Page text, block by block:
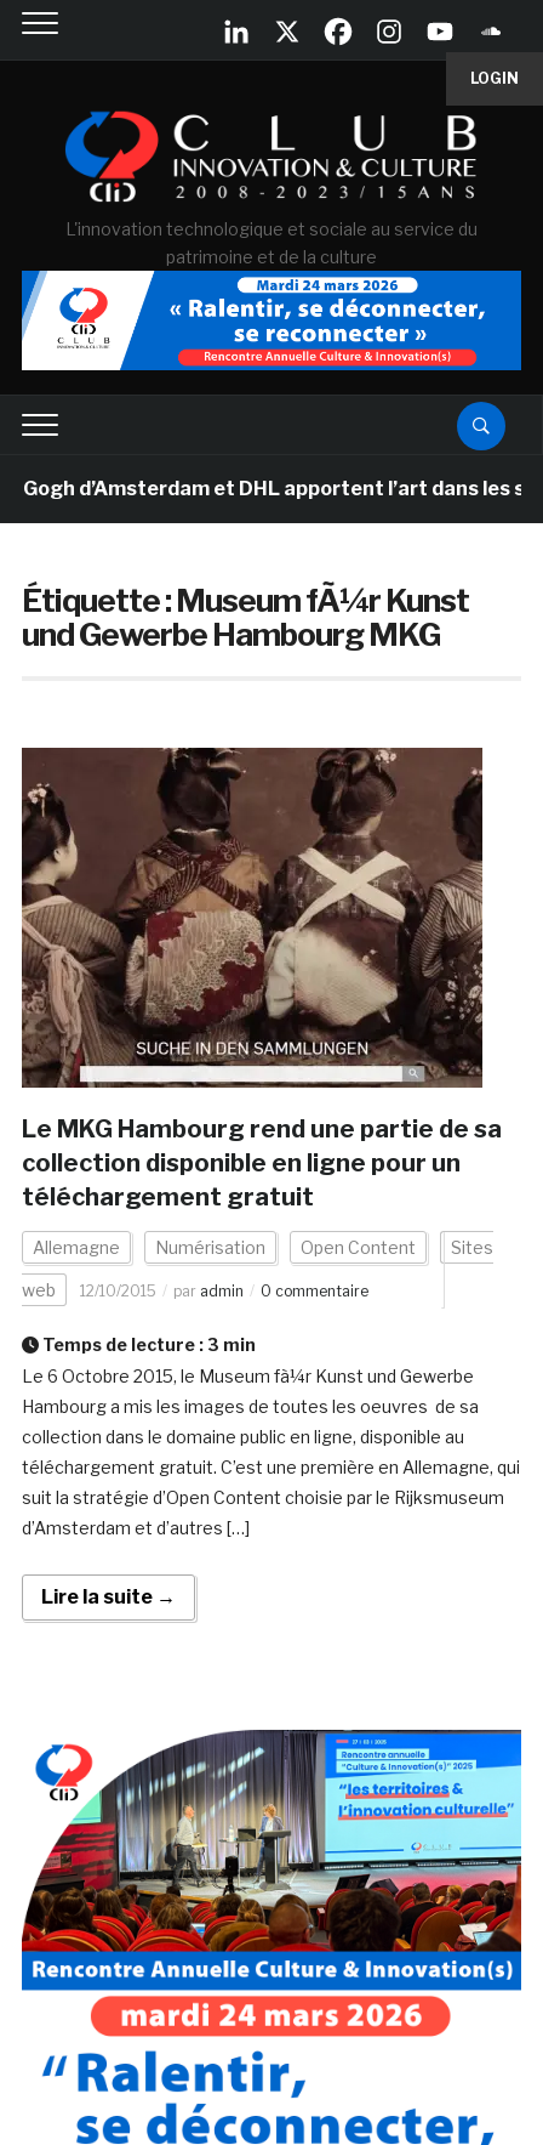
LOGIN
L'innovation technologique et sociale au service du
patrimoine et de la culture
d’Amsterdam et DHL apportent l’art dans les
Étiquette :Museum fÃ¼r Kunst
und Gewerbe Hambourg MKG
Le MKG Hambourg rend une partie de sa
collection disponible en ligne pour un
téléchargement gratuit
Allemagne Numérisation Open Content Sites
web 12/10/2015 par admin 0 commentaire
Temps de lecture : 3 min
Le 6 Octobre 2015, le Museum fà¼r Kunst und Gewerbe
Hambourg a mis les images de toutes les oeuvres de sa
collection dans le domaine public en ligne, disponible au
téléchargement gratuit. C’est une première en Allemagne, qui
suit la stratégie d’Open Content choisie par le Rijksmuseum
d’Amsterdam et d’autres […]
Lire la suite →